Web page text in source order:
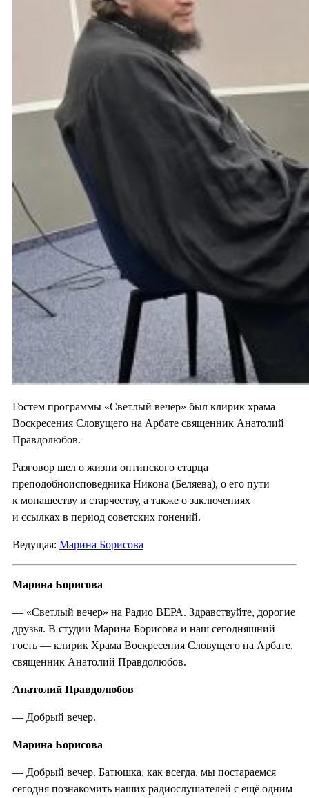
Гостем программы «Светлый вечер» был клирик храма
Воскресения Словущего на Арбате священник Анатолий
Правдолюбов.
Разговор шел о жизни оптинского старца
преподобноисповедника Никона (Беляева), о его пути
к монашеству и старчеству, а также о заключениях
и ссылках в период советских гонений.
Ведущая: Марина Борисова
Марина Борисова
— «Светлый вечер» на Радио ВЕРА. Здравствуйте, дорогие
друзья. В студии Марина Борисова и наш сегодняшний
гость — клирик Храма Воскресения Словущего на Арбате,
священник Анатолий Правдолюбов.
Анатолий Правдолюбов
— Добрый вечер.
Марина Борисова
— Добрый вечер. Батюшка, как всегда, мы постараемся
сегодня познакомить наших радиослушателей с ещё одним